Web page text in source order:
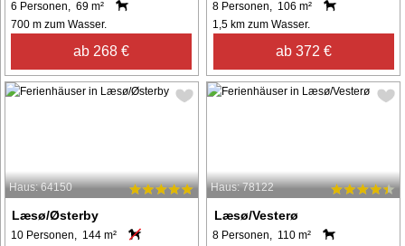
6 Personen, 69 m²
700 m zum Wasser.
ab 268 €
8 Personen, 106 m²
1,5 km zum Wasser.
ab 372 €
Haus: 64150
Læsø/Østerby
10 Personen, 144 m²
Haus: 78122
Læsø/Vesterø
8 Personen, 110 m²